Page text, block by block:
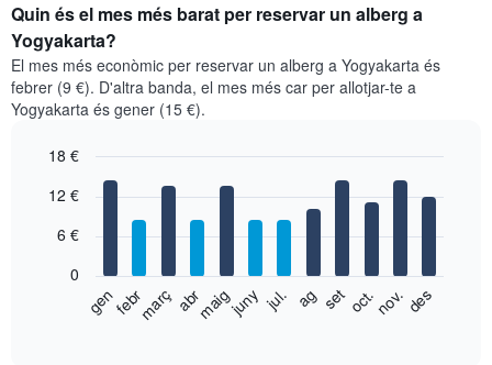
Quin és el mes més barat per reservar un alberg a
Yogyakarta?
El mes més econòmic per reservar un alberg a Yogyakarta és
febrer (9 €). D'altra banda, el mes més car per allotjar-te a
Yogyakarta és gener (15 €).
chart
següent
graphic.
genfebrmarçabrmaigjuny jul. ag setoct.nov.des
0
6 €
12 €
18 €